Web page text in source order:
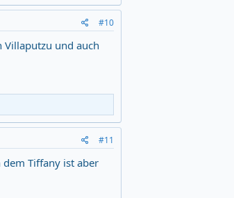
#10
Villaputzu und auch
#11
dem Tiffany ist aber